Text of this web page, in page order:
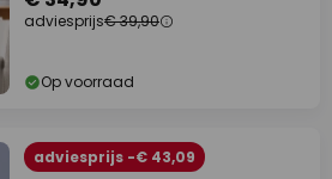
adviesprijs€ 39,90
Op voorraad
adviesprijs -€ 43,09